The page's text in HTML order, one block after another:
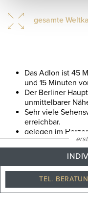
TEL.
gesamte
Das Adlon ist 45
und 15 Minuten
Der Berliner
unmittelbarer
Sehr viele
erreichbar.
gelegen im
19